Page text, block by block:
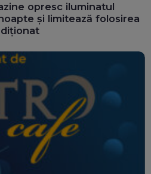
opresc iluminatul
și limitează folosirea